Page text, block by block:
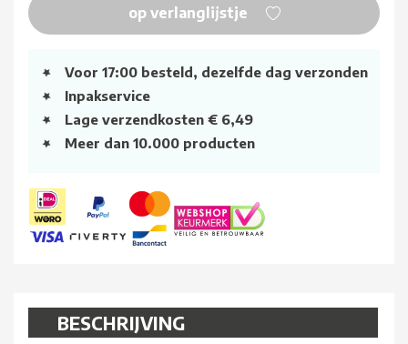
op verlanglijstje
Voor 17:00 besteld, dezelfde dag verzonden
Inpakservice
Lage verzendkosten € 6,49
Meer dan 10.000 producten
BESCHRIJVING